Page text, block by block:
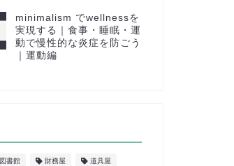
minimalism でwellnessを
実現する｜食事・睡眠・運
動で慢性的な炎症を防ごう
｜運動編
図書館 財務屋 道具屋